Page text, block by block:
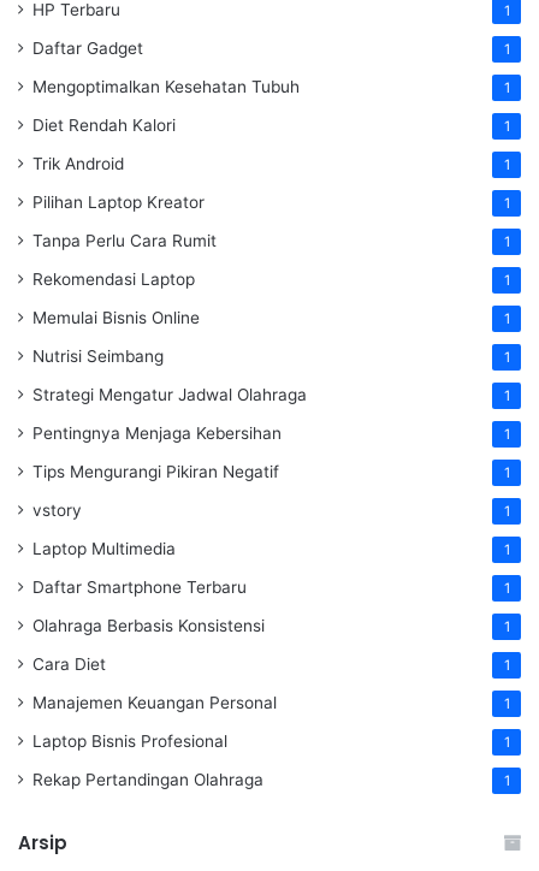
HP Terbaru 1
Daftar Gadget 1
Mengoptimalkan Kesehatan Tubuh 1
Diet Rendah Kalori 1
Trik Android 1
Pilihan Laptop Kreator 1
Tanpa Perlu Cara Rumit 1
Rekomendasi Laptop 1
Memulai Bisnis Online 1
Nutrisi Seimbang 1
Strategi Mengatur Jadwal Olahraga 1
Pentingnya Menjaga Kebersihan 1
Tips Mengurangi Pikiran Negatif 1
vstory 1
Laptop Multimedia 1
Daftar Smartphone Terbaru 1
Olahraga Berbasis Konsistensi 1
Cara Diet 1
Manajemen Keuangan Personal 1
Laptop Bisnis Profesional 1
Rekap Pertandingan Olahraga 1
Arsip